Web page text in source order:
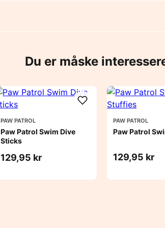
Du er måske
PAW PATROL
Paw Patrol Swim Dive
Sticks
129,95 kr
PAW PATROL
Paw Patrol
129,95 kr